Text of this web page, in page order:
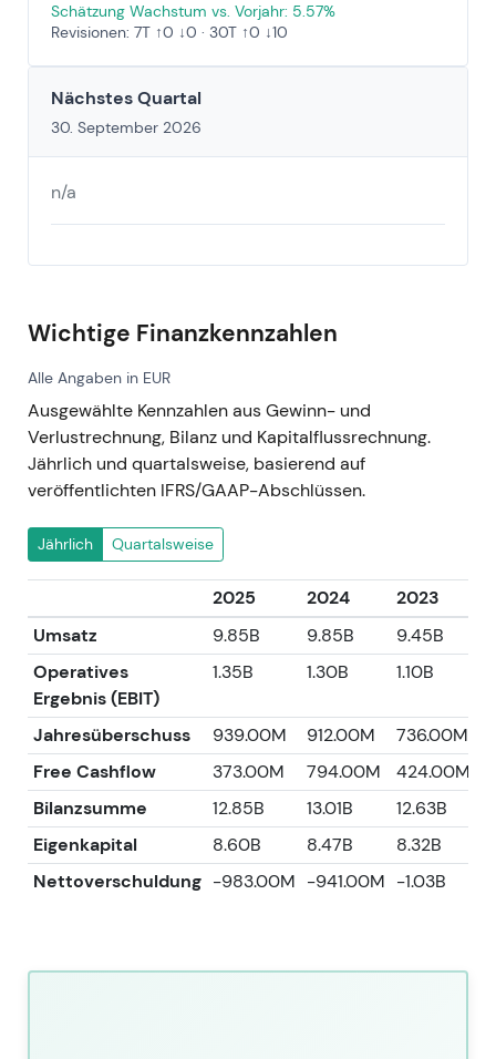
Schätzung Wachstum vs. Vorjahr: 5.57%
Revisionen: 7T ↑0 ↓0 · 30T ↑0 ↓10
Nächstes Quartal
30. September 2026
n/a
Wichtige Finanzkennzahlen
Alle Angaben in EUR
Ausgewählte Kennzahlen aus Gewinn- und
Verlustrechnung, Bilanz und Kapitalflussrechnung.
Jährlich und quartalsweise, basierend auf
veröffentlichten IFRS/GAAP-Abschlüssen.
Jährlich Quartalsweise
2025 2024 2023
Umsatz
9.85B 9.85B 9.45B
Operatives
Ergebnis (EBIT)
1.35B 1.30B 1.10B
Jahresüberschuss 939.00M 912.00M 736.00M
Free Cashflow
373.00M 794.00M 424.00M
Bilanzsumme
12.85B 13.01B 12.63B
Eigenkapital
8.60B 8.47B 8.32B
Nettoverschuldung -983.00M -941.00M -1.03B